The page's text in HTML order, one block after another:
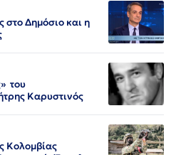
στο Δημόσιο και η
του
Καρυστινός
Κολομβίας